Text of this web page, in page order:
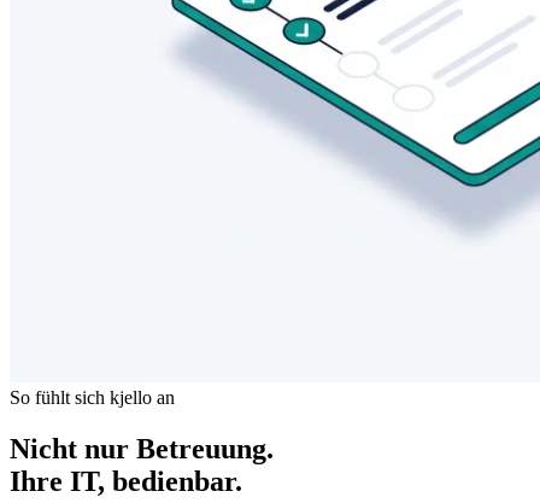
So fühlt sich kjello an
Nicht nur Betreuung.
Ihre IT, bedienbar.